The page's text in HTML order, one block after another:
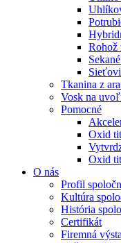
Rohož
Tkanina z
Vosk na
Pomocné
Oxid
Oxid
O nás
Profil
Kultúra
História
Certifikát
Firemná